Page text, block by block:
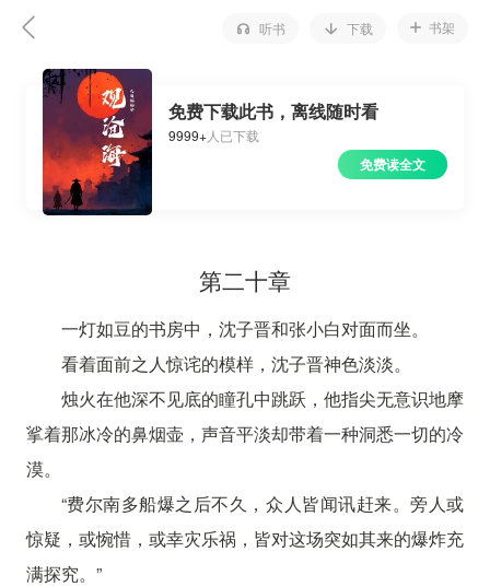
听书 下载 书架
免费下载此书，离线随时看
9999+人已下载
免费读全文
第二十章
一灯如豆的书房中，沈子晋和张小白对面而坐。
看着面前之人惊诧的模样，沈子晋神色淡淡。
烛火在他深不见底的瞳孔中跳跃，他指尖无意识地摩
挲着那冰冷的鼻烟壶，声音平淡却带着一种洞悉一切的冷
漠。
“费尔南多船爆之后不久，众人皆闻讯赶来。旁人或
惊疑，或惋惜，或幸灾乐祸，皆对这场突如其来的爆炸充
满探究。”